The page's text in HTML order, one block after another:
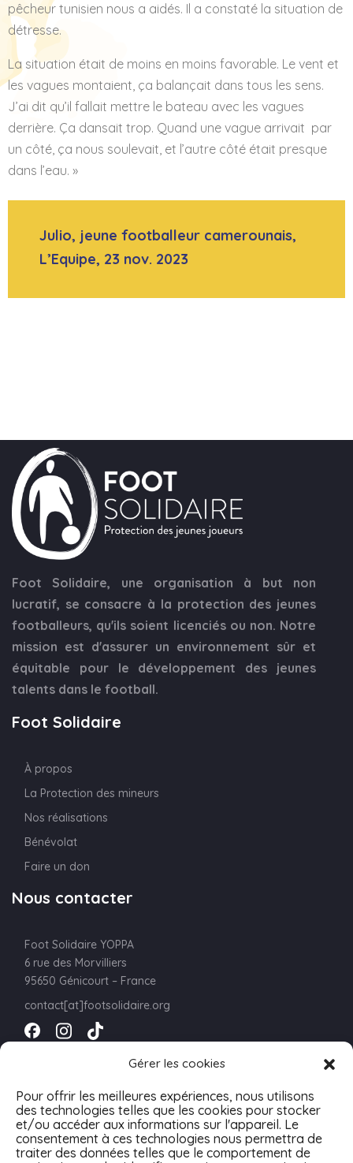
Gérer les cookies
Pour offrir les meilleures expériences, nous utilisons
des technologies telles que les cookies pour stocker
et/ou accéder aux informations sur l'appareil. Le
consentement à ces technologies nous permettra de
traiter des données telles que le comportement de
pêcheur tunisien nous a aidés. Il a constaté la situation de
détresse.
La situation était de moins en moins favorable. Le vent et
les vagues montaient, ça balançait dans tous les sens.
J’ai dit qu’il fallait mettre le bateau avec les vagues
derrière. Ça dansait trop. Quand une vague arrivait par
un côté, ça nous soulevait, et l’autre côté était presque
dans l’eau. »
Julio, jeune footballeur camerounais,
L’Equipe, 23 nov. 2023
Foot Solidaire, une organisation à but non
lucratif, se consacre à la protection des jeunes
footballeurs, qu'ils soient licenciés ou non. Notre
mission est d'assurer un environnement sûr et
équitable pour le développement des jeunes
talents dans le football.
Foot Solidaire
À propos
La Protection des mineurs
Nos réalisations
Bénévolat
Faire un don
Nous contacter
Foot Solidaire YOPPA
6 rue des Morvilliers
95650 Génicourt – France
contact[at]footsolidaire.org